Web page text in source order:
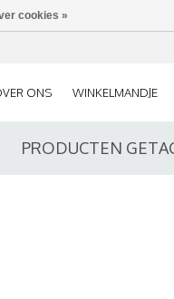
ONS WINKELMANDJE
PRODUCTEN
cookies »